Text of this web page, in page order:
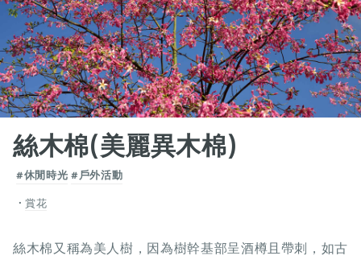
絲木棉(美麗異木棉)
#休閒時光 #戶外活動
賞花
絲木棉又稱為美人樹，因為樹幹基部呈酒樽且帶刺，如古